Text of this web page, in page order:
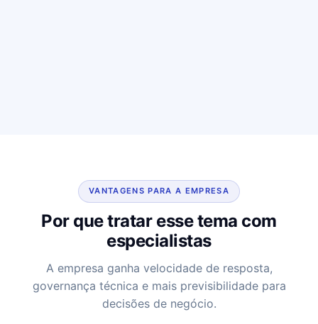
VANTAGENS PARA A EMPRESA
Por que tratar esse tema com
especialistas
A empresa ganha velocidade de resposta,
governança técnica e mais previsibilidade para
decisões de negócio.